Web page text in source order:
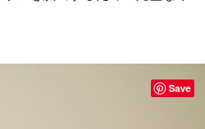
Save